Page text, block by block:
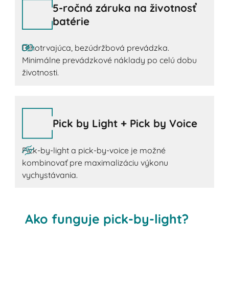
5-ročná záruka na životnosť
batérie
Dlhotrvajúca, bezúdržbová prevádzka.
Minimálne prevádzkové náklady po celú dobu
životnosti.
Pick by Light + Pick by Voice
Pick-by-light a pick-by-voice je možné
kombinovať pre maximalizáciu výkonu
vychystávania.
Ako funguje pick-by-light?